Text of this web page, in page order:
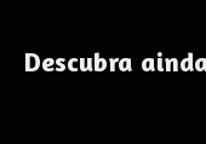
Descubra